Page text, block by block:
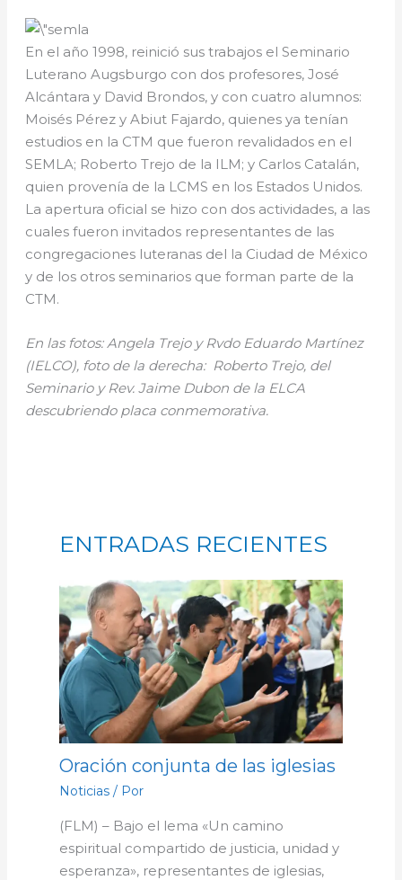
En el año 1998, reinició sus trabajos el Seminario
Luterano Augsburgo con dos profesores, José
Alcántara y David Brondos, y con cuatro alumnos:
Moisés Pérez y Abiut Fajardo, quienes ya tenían
estudios en la CTM que fueron revalidados en el
SEMLA; Roberto Trejo de la ILM; y Carlos Catalán,
quien provenía de la LCMS en los Estados Unidos.
La apertura oficial se hizo con dos actividades, a las
cuales fueron invitados representantes de las
congregaciones luteranas del la Ciudad de México
y de los otros seminarios que forman parte de la
CTM.
En las fotos: Angela Trejo y Rvdo Eduardo Martínez
(IELCO), foto de la derecha: Roberto Trejo, del
Seminario y Rev. Jaime Dubon de la ELCA
descubriendo placa conmemorativa.
ENTRADAS RECIENTES
Oración conjunta de las iglesias
Noticias/ Por
(FLM) – Bajo el lema «Un camino
espiritual compartido de justicia, unidad y
esperanza», representantes de iglesias,